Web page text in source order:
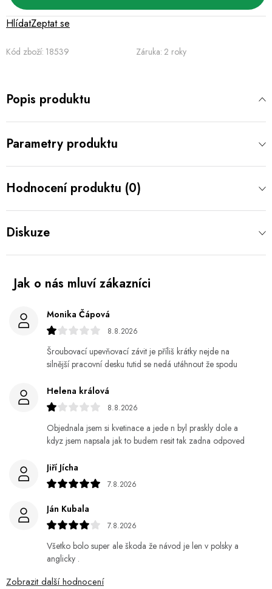
Kód zboží: 18539 Záruka: 2 roky
Zeptat se
Hlídat
Popis produktu
Parametry produktu
Hodnocení produktu (0)
Diskuze
Monika Čápová
8.8.2026
Šroubovací upevňovací závit je příliš krátky nejde na
silnější pracovní desku tutid se nedá utáhnout že spodu
Helena králová
8.8.2026
Objednala jsem si kvetinace a jede n byl praskly dole a
kdyz jsem napsala jak to budem resit tak zadna odpoved
Jiří Jícha
7.8.2026
Ján Kubala
7.8.2026
Všetko bolo super ale škoda že návod je len v polsky a
anglicky .
Zobrazit další hodnocení